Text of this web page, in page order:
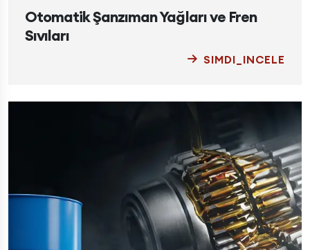
Otomatik Şanzıman Yağları ve Fren
Sıvıları
SIMDI_INCELE